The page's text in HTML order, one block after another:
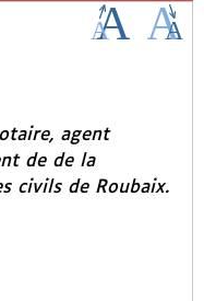
agent
de de la
civils de Roubaix.